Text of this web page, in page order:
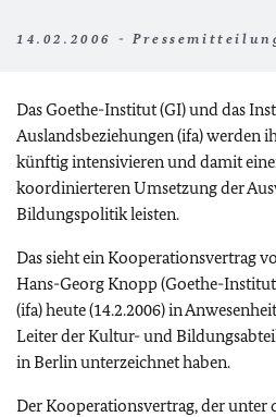
14.02.2006 -
Das Goethe-Institut (GI) und das
Auslandsbeziehungen (ifa) werden
künftig intensivieren und damit
koordinierteren Umsetzung der
Bildungspolitik leisten.
Das sieht ein Kooperationsvertrag
Hans-Georg Knopp (Goethe-
(ifa) heute (14.2.2006) in
Leiter der Kultur- und
in Berlin unterzeichnet haben.
Der Kooperationsvertrag, der unter